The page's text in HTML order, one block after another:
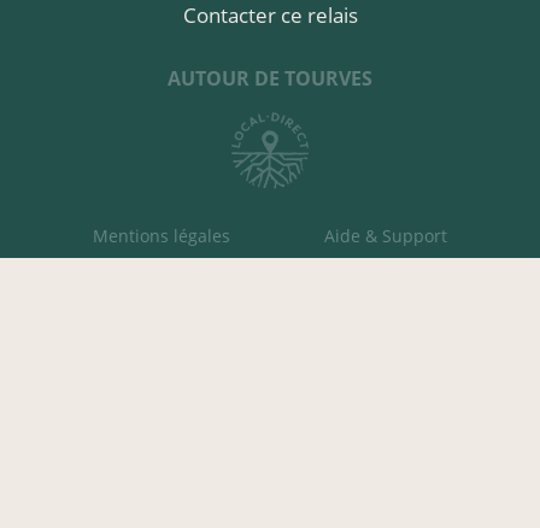
Contacter ce relais
AUTOUR DE TOURVES
Mentions légales Aide & Support